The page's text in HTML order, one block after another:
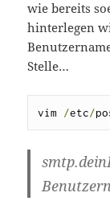
wie bereits
hinterlegen
Stelle…
vim /etc/